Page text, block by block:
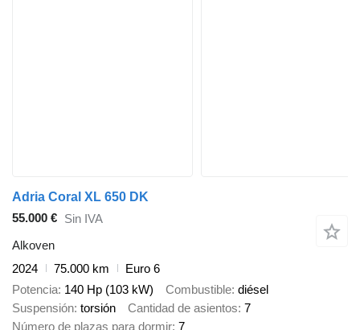
Adria Coral XL 650 DK
55.000 € Sin IVA
Alkoven
2024
75.000 km
Euro 6
Potencia 140 Hp (103 kW) Combustible diésel
Suspensión torsión Cantidad de asientos 7
Número de plazas para dormir 7